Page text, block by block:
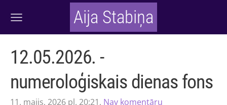
Aija Stabiņa
12.05.2026. -
numeroloģiskais dienas fons
11. maijs, 2026 pl. 20:21, Nav komentāru